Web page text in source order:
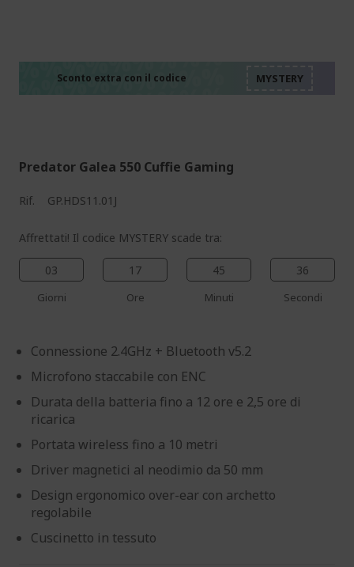
Sconto extra con il codice
Predator Galea 550 Cuffie Gaming
Rif. GP.HDS11.01J
Affrettati! Il codice MYSTERY scade tra:
03
Giorni
17
Ore
45
Minuti
35
Secondi
Connessione 2.4GHz + Bluetooth v5.2
Microfono staccabile con ENC
Durata della batteria fino a 12 ore e 2,5 ore di
ricarica
Portata wireless fino a 10 metri
Driver magnetici al neodimio da 50 mm
Design ergonomico over-ear con archetto
regolabile
Cuscinetto in tessuto